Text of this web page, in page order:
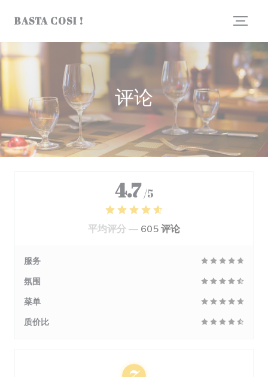
BASTA COSI !
评论
4.7 /5
平均评分 — 605 评论
服务
氛围
菜单
质价比